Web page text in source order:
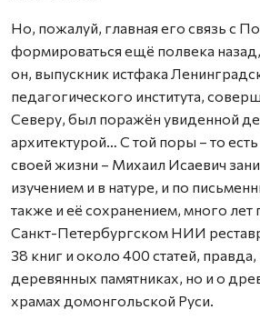
Но, пожалуй, главная его связь с
формироваться ещё полвека
он, выпускник истфака
педагогического института,
Северу, был поражён увиденной
архитектурой… С той поры – то
своей жизни – Михаил Исаевич
изучением и в натуре, и по
также и её сохранением, много лет
Санкт-Петербургском НИИ
38 книг и около 400 статей,
деревянных памятниках, но и о
храмах домонгольской Руси.